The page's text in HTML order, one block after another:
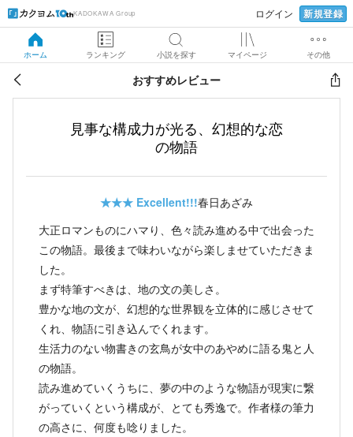
KADOKAWA Group ログイン 新規登録
ホーム ランキング 小説を探す マイページ その他
おすすめレビュー
見事な構成力が光る、幻想的な恋
の物語
★★★ Excellent!!!春日あざみ
大正ロマンものにハマり、色々読み進める中で出会った
この物語。最後まで味わいながら楽しませていただきま
した。
まず特筆すべきは、地の文の美しさ。
豊かな地の文が、幻想的な世界観を立体的に感じさせて
くれ、物語に引き込んでくれます。
生活力のない物書きの玄鳥が女中のあやめに語る鬼と人
の物語。
読み進めていくうちに、夢の中のような物語が現実に繋
がっていくという構成が、とても秀逸で。作者様の筆力
の高さに、何度も唸りました。